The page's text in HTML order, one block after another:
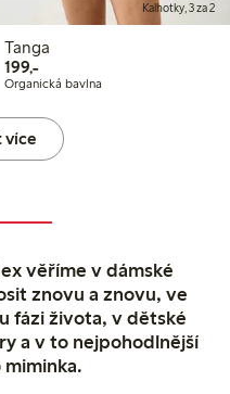
Kalhotky, 3 za 2
Tanga
199,-199,00 Kč
Organická bavlna
více
věříme v dámské
znovu a znovu, ve
fázi života, v dětské
a v to nejpohodlnější